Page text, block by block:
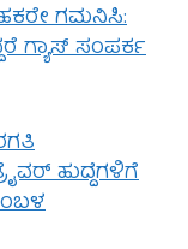
ಗಮನಿಸಿ:
ಗ್ಯಾಸ್ ಸಂಪರ್ಕ
ಹುದ್ದೆಗಳಿಗೆ